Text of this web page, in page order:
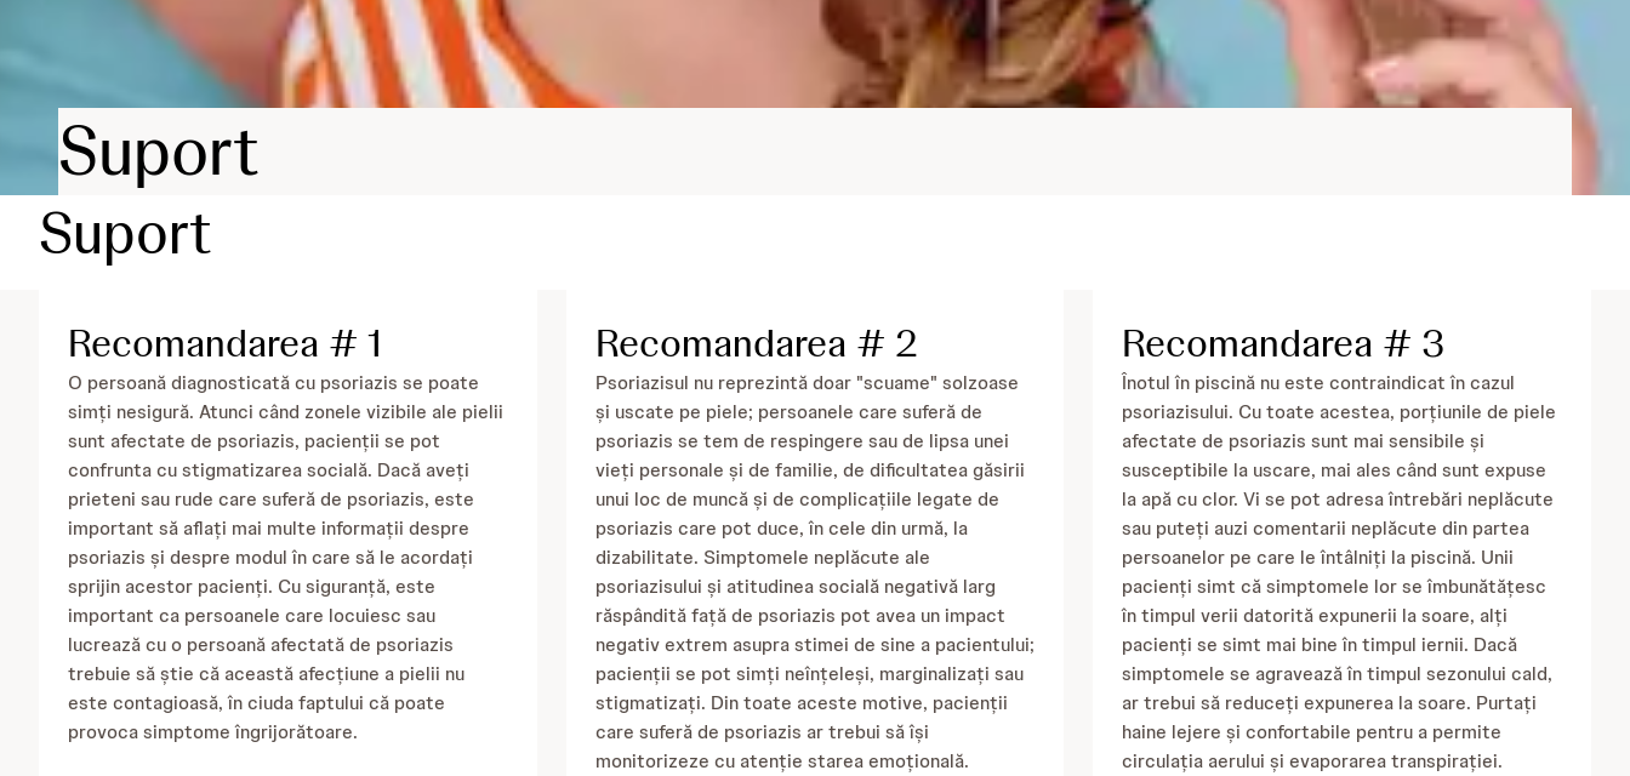
Suport
Suport
Recomandarea # 1
O persoană diagnosticată cu psoriazis se poate
simți nesigură. Atunci când zonele vizibile ale pielii
sunt afectate de psoriazis, pacienții se pot
confrunta cu stigmatizarea socială. Dacă aveți
prieteni sau rude care suferă de psoriazis, este
important să aflați mai multe informații despre
psoriazis și despre modul în care să le acordați
sprijin acestor pacienți. Cu siguranță, este
important ca persoanele care locuiesc sau
lucrează cu o persoană afectată de psoriazis
trebuie să știe că această afecțiune a pielii nu
este contagioasă, în ciuda faptului că poate
provoca simptome îngrijorătoare.
Recomandarea # 2
Psoriazisul nu reprezintă doar "scuame" solzoase
și uscate pe piele; persoanele care suferă de
psoriazis se tem de respingere sau de lipsa unei
vieți personale și de familie, de dificultatea găsirii
unui loc de muncă și de complicațiile legate de
psoriazis care pot duce, în cele din urmă, la
dizabilitate. Simptomele neplăcute ale
psoriazisului și atitudinea socială negativă larg
răspândită față de psoriazis pot avea un impact
negativ extrem asupra stimei de sine a pacientului;
pacienții se pot simți neînțeleși, marginalizați sau
stigmatizați. Din toate aceste motive, pacienții
care suferă de psoriazis ar trebui să își
monitorizeze cu atenție starea emoțională.
Recomandarea # 3
Înotul în piscină nu este contraindicat în cazul
psoriazisului. Cu toate acestea, porțiunile de piele
afectate de psoriazis sunt mai sensibile și
susceptibile la uscare, mai ales când sunt expuse
la apă cu clor. Vi se pot adresa întrebări neplăcute
sau puteți auzi comentarii neplăcute din partea
persoanelor pe care le întâlniți la piscină. Unii
pacienți simt că simptomele lor se îmbunătățesc
în timpul verii datorită expunerii la soare, alți
pacienți se simt mai bine în timpul iernii. Dacă
simptomele se agravează în timpul sezonului cald,
ar trebui să reduceți expunerea la soare. Purtați
haine lejere și confortabile pentru a permite
circulația aerului și evaporarea transpirației.